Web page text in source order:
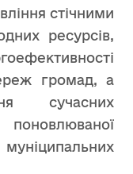
стічними
ресурсів,
громад, а
сучасних